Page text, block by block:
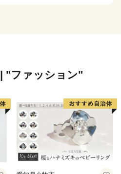
切れない魅力があふれていま
個人情報保護方針）につい
"ファッション"